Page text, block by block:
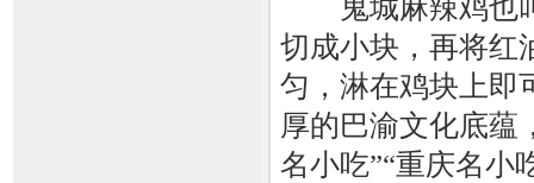
鬼城麻辣鸡也叫
切成小块，再将红
匀，淋在鸡块上即
厚的巴渝文化底蕴
名小吃”“重庆名小